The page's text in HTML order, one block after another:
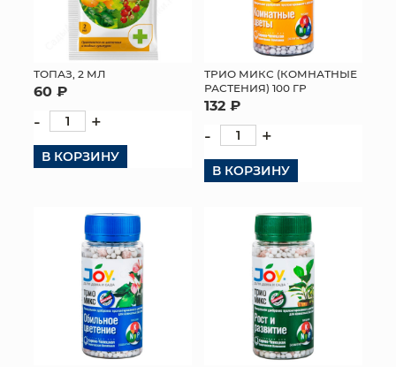
ТОПАЗ, 2 МЛ
60 ₽
- +
В КОРЗИНУ
ТРИО МИКС (КОМНАТНЫЕ
РАСТЕНИЯ) 100 ГР
132 ₽
- +
В КОРЗИНУ